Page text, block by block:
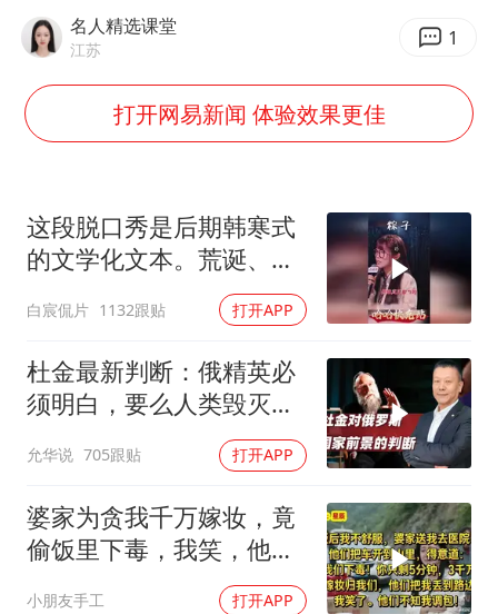
香港殿堂级填词人黎彼得因病离世 终年76岁
李亚鹏向地铁吐血女孩捐99999元
FIFA官方支持因凡蒂诺
乘客脱鞋散发异味 司机提醒反被怼
日本籍女网红在韩直播时自杀身亡
恩比德变瘦引热议
名人精选课堂
江苏 1
打开网易新闻 体验效果更佳
这段脱口秀是后期韩寒式
的文学化文本。荒诞、激
白宸侃片 1132跟贴 打开APP
杜金最新判断：俄精英必
须明白，要么人类毁灭，
允华说 705跟贴 打开APP
婆家为贪我千万嫁妆，竟
偷饭里下毒，我笑，他们
小朋友手工 打开APP